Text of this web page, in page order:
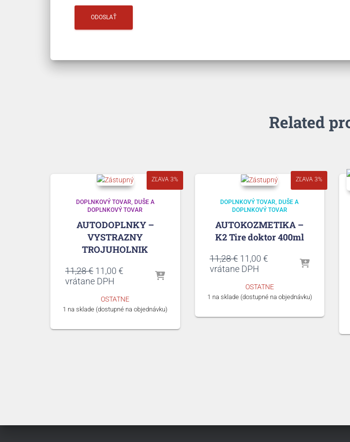
Related
ZĽAVA 3%
DOPLNKOVÝ TOVAR DUŠE A
DOPLNKOVÝ TOVAR
AUTODOPLNKY –
VYSTRAZNY
TROJUHOLNIK
11,28€ Pôvodná
cena
11,28 €.
11,00 € Aktuálna
11,00 €.
vrátane DPH
OSTATNE
1 na sklade (dostupné na objednávku)
ZĽAVA 3%
DOPLNKOVÝ TOVAR DUŠE A
DOPLNKOVÝ TOVAR
AUTOKOZMETIKA –
K2 Tire doktor 400ml
11,28€ Pôvodná
cena
11,28 €.
11,00 €Aktuálna
11,00 €.
vrátane DPH
OSTATNE
1 na sklade (dostupné na objednávku)